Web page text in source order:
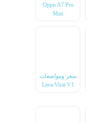
Oppo A7 Pro
Max
سعر ومواصفات
Lava Virat V1